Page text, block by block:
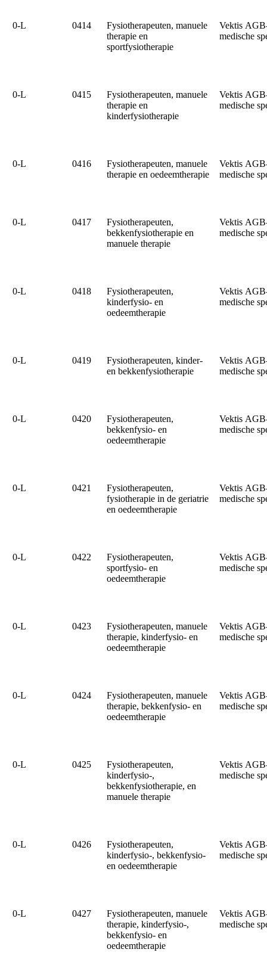
0‑L 0414
Fysiotherapeuten, manuele
therapie en
sportfysiotherapie
Vektis
medische
0‑L 0415
Fysiotherapeuten, manuele
therapie en
kinderfysiotherapie
Vektis
medische
0‑L 0416
Fysiotherapeuten, manuele
therapie en oedeemtherapie
Vektis
medische
0‑L 0417
Fysiotherapeuten,
bekkenfysiotherapie en
manuele therapie
Vektis
medische
0‑L 0418
Fysiotherapeuten,
kinderfysio- en
oedeemtherapie
Vektis
medische
0‑L 0419
Fysiotherapeuten, kinder-
en bekkenfysiotherapie
Vektis
medische
0‑L 0420
Fysiotherapeuten,
bekkenfysio- en
oedeemtherapie
Vektis
medische
0‑L 0421
Fysiotherapeuten,
fysiotherapie in de geriatrie
en oedeemtherapie
Vektis
medische
0‑L 0422
Fysiotherapeuten,
sportfysio- en
oedeemtherapie
Vektis
medische
0‑L 0423
Fysiotherapeuten, manuele
therapie, kinderfysio- en
oedeemtherapie
Vektis
medische
0‑L 0424
Fysiotherapeuten, manuele
therapie, bekkenfysio- en
oedeemtherapie
Vektis
medische
0‑L 0425
Fysiotherapeuten,
kinderfysio-,
bekkenfysiotherapie, en
manuele therapie
Vektis
medische
0‑L 0426
Fysiotherapeuten,
kinderfysio-, bekkenfysio-
en oedeemtherapie
Vektis
medische
0‑L 0427
Fysiotherapeuten, manuele
therapie, kinderfysio-,
bekkenfysio- en
oedeemtherapie
Vektis
medische